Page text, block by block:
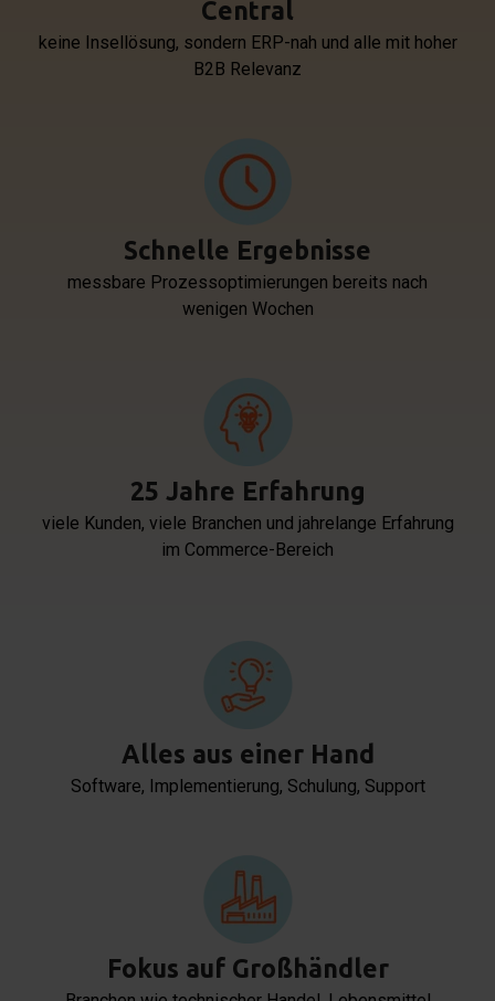
Central
keine Insellösung, sondern ERP-nah und alle mit hoher
B2B Relevanz
Schnelle Ergebnisse
messbare Prozessoptimierungen bereits nach
wenigen Wochen
25 Jahre Erfahrung
viele Kunden, viele Branchen und jahrelange Erfahrung
im Commerce-Bereich
Alles aus einer Hand
Software, Implementierung, Schulung, Support
Fokus auf Großhändler